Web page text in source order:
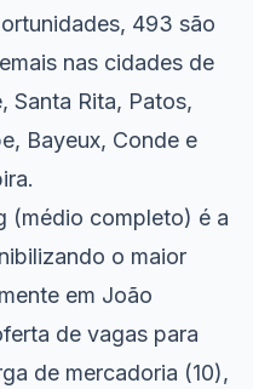
493 são
nas cidades de
Santa Rita, Patos,
Bayeux, Conde e
(médio completo) é a
o maior
em João
de vagas para
de mercadoria (10),